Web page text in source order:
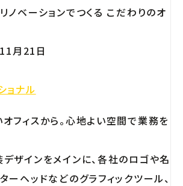
ノベーションでつくる こだわりのオ
月21日
ョナル
フィスから。心地よい空間で業務を
ザインをメインに、各社のロゴや名
ーヘッドなどのグラフィックツール、